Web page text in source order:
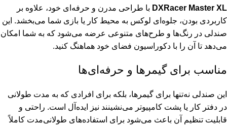
DXRacer Master XL با طراحی مدرن و حرفه‌ای خود، علاوه بر
کاربردی بودن، جلوه‌ای لوکس به محیط کار یا بازی شما می‌بخشد. این
صندلی در رنگ‌ها و طرح‌های متنوعی عرضه می‌شود که به شما امکان
می‌دهد تا آن را با دکوراسیون فضای خود هماهنگ کنید.
مناسب برای گیمرها و حرفه‌ای‌ها
این صندلی نه‌تنها برای گیمرها، بلکه برای افرادی که به مدت طولانی
در دفتر کار یا پشت کامپیوتر می‌نشینند نیز ایده‌آل است. راحتی و
قابلیت تنظیم آن باعث می‌شود برای استفاده‌های طولانی‌مدت کاملاً